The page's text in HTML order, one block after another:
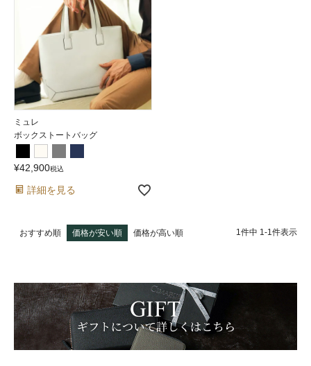
ミュレ
ボックストートバッグ
¥42,900税込
詳細を見る
おすすめ順 価格が安い順 価格が高い順 1件中 1-1件表示